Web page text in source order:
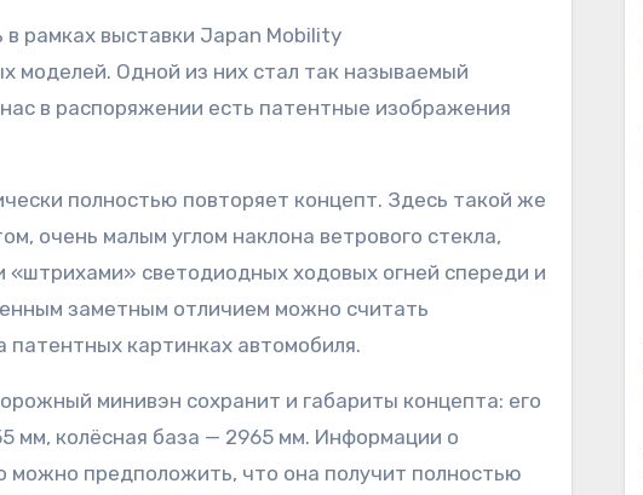
рамках выставки Japan Mobility
моделей. Одной из них стал так называемый
в распоряжении есть патентные изображения
полностью повторяет концепт. Здесь такой же
очень малым углом наклона ветрового стекла,
светодиодных ходовых огней спереди и
заметным отличием можно считать
картинках автомобиля.
минивэн сохранит и габариты концепта: его
мм, колёсная база — 2965 мм. Информации о
можно предположить, что она получит полностью